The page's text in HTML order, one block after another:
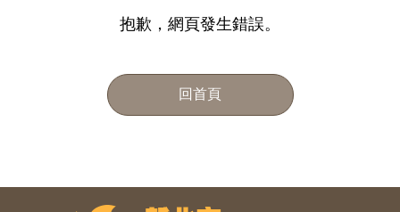
抱歉，網頁發生錯誤。
回首頁